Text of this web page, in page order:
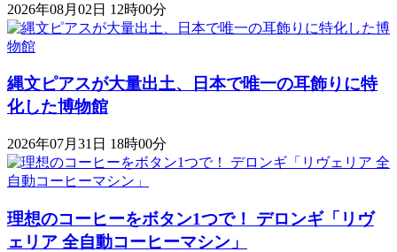
2026年08月02日 12時00分
縄文ピアスが大量出土、日本で唯一の耳飾りに特
化した博物館
2026年07月31日 18時00分
理想のコーヒーをボタン1つで！ デロンギ「リヴ
ェリア 全自動コーヒーマシン」